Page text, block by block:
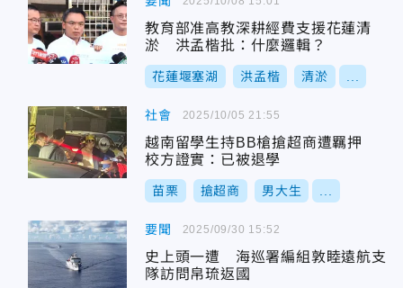
教育部准高教深耕經費支援花蓮清
淤 洪孟楷批：什麼邏輯？
花蓮堰塞湖 洪孟楷 清淤
社會
越南留學生持BB槍搶超商遭羈押
校方證實：已被退學
苗栗 搶超商 男大生
2025/10/05 21:55
要聞
史上頭一遭 海巡署編組敦睦遠航支
隊訪問帛琉返國
2025/09/30 15:52